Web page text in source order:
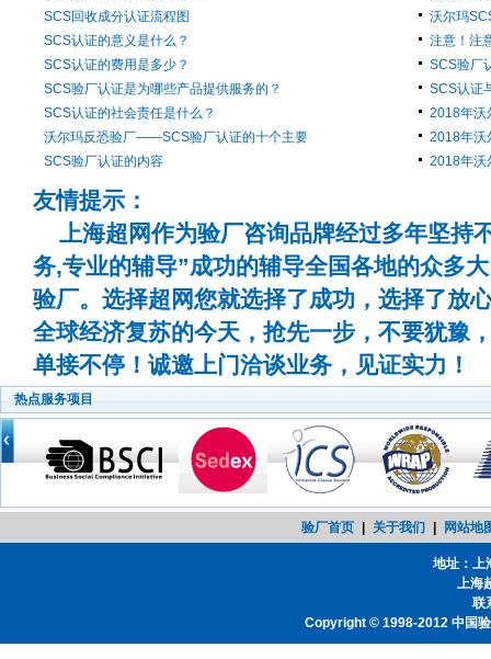
SCS回收成分认证流程图
SCS认证的意义是什么？
SCS认证的费用是多少？
SCS验厂认证是为哪些产品提供服务的？
SCS认证的社会责任是什么？
沃尔玛反恐验厂——SCS验厂认证的十个主要
SCS验厂认证的内容
沃尔玛
注意！注
SCS验厂
SCS认证
2018年沃
2018年沃
2018年沃
友情提示：
上海超网作为验厂咨询品牌经过多年坚持
务,专业的辅导”成功的辅导全国各地的众多
验厂。选择超网您就选择了成功，选择了放
全球经济复苏的今天，抢先一步，不要犹豫
单接不停！诚邀上门洽谈业务，见证实力！
热点服务项目
验厂首页 关于我们 网站地
地址：上
上海
联
Copyright © 1998-2012 中国